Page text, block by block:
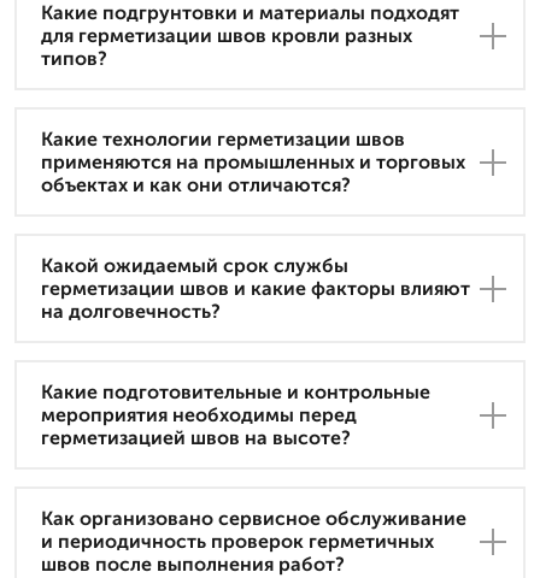
Какие подгрунтовки и материалы подходят
для герметизации швов кровли разных
типов?
Какие технологии герметизации швов
применяются на промышленных и торговых
объектах и как они отличаются?
Какой ожидаемый срок службы
герметизации швов и какие факторы влияют
на долговечность?
Какие подготовительные и контрольные
мероприятия необходимы перед
герметизацией швов на высоте?
Как организовано сервисное обслуживание
и периодичность проверок герметичных
швов после выполнения работ?